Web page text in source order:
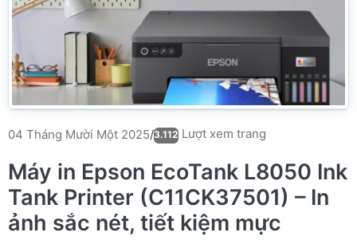
04 Tháng Mười Một 2025/3.112 Lượt xem trang
Máy in Epson EcoTank L8050 Ink
Tank Printer (C11CK37501) – In
ảnh sắc nét, tiết kiệm mực